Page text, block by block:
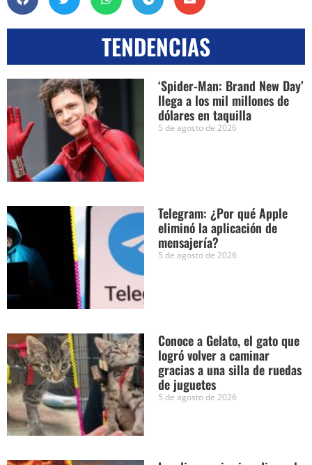
TENDENCIAS
‘Spider-Man: Brand New Day’
llega a los mil millones de
dólares en taquilla
5 de agosto de 2026
Telegram: ¿Por qué Apple
eliminó la aplicación de
mensajería?
5 de agosto de 2026
Conoce a Gelato, el gato que
logró volver a caminar
gracias a una silla de ruedas
de juguetes
5 de agosto de 2026